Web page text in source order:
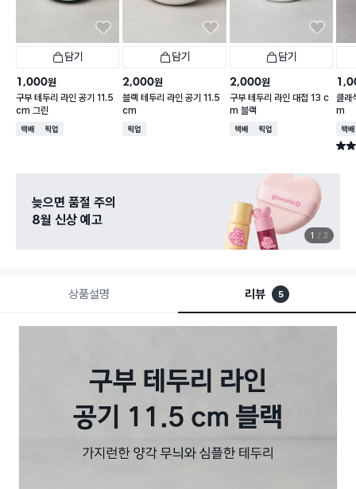
담기
1,000원
구부 테두리 라인 공기 11.5
cm 그린
택배배송매장픽업
담기
2,000원
블랙 테두리 라인 공기 11.5
cm
매장픽업
담기
2,000원
구부 테두리 라인 대접 13 c
m 블랙
택배배송매장픽업
클래
m
택배
별점
늦으면 품절 주의
8월 신상 예고
1 3
상품설명 리뷰 5